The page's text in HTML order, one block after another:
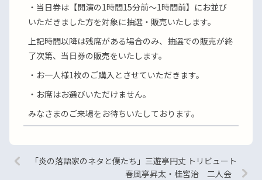
・当日券は【開演の1時間15分前～1時間前】にお並び
いただきました方を対象に抽選・販売いたします。
上記時間以降は残席がある場合のみ、抽選での販売が終
了次第、当日券の販売をいたします。
・お一人様1枚のご購入とさせていただきます。
・お席はお選びいただけません。
みなさまのご来場をお待ちいたしております。
「炎の落語家のネタと僕たち」三遊亭円丈 トリビュート
春風亭昇太・桂宮治 二人会